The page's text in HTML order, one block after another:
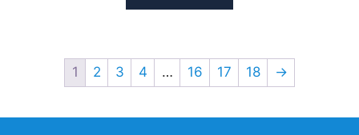
1 2 3 4 … 16 17 18 →